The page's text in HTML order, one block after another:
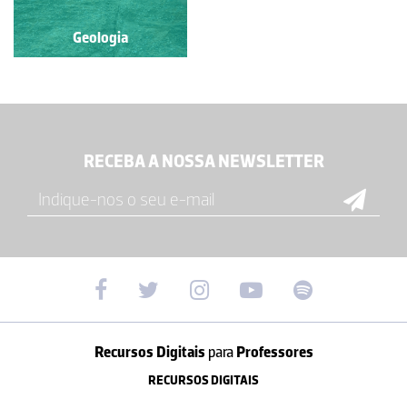
Geologia
Geologia
RECEBA A NOSSA NEWSLETTER
Recursos Digitais paraProfessores
RECURSOS DIGITAIS